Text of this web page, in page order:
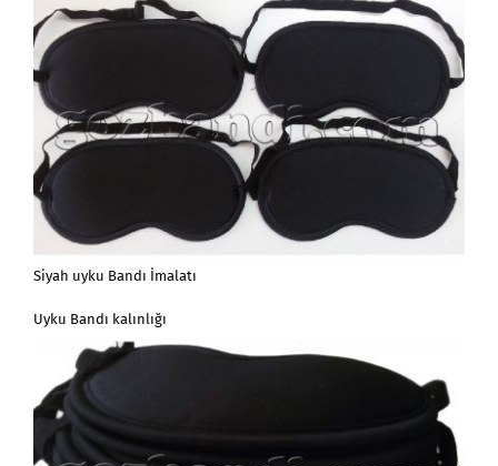
Siyah uyku Bandı İmalatı
Uyku Bandı kalınlığı